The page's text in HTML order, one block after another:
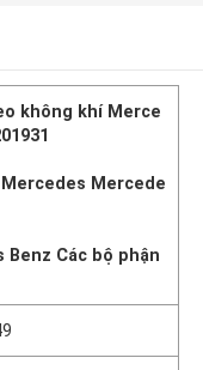
không khí Merce
Mercede
Benz Các bộ phận